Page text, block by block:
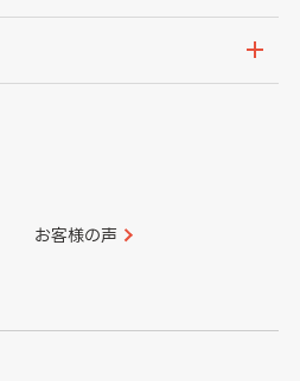
愛媛県
宮崎県
お客様の声